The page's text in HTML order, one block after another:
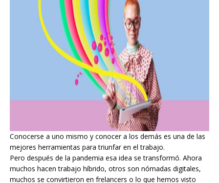
Conocerse a uno mismo y conocer a los demás es una de las
mejores herramientas para triunfar en el trabajo.
Pero después de la pandemia esa idea se transformó. Ahora
muchos hacen trabajo híbrido, otros son nómadas digitales,
muchos se convirtieron en frelancers o lo que hemos visto